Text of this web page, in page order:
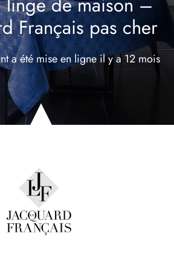
Français pas cher
a été mise en ligneil y a 12 mois